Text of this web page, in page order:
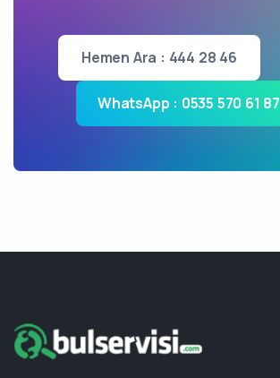
Hemen Ara : 444 28 46
WhatsApp : 0535 570 61 87